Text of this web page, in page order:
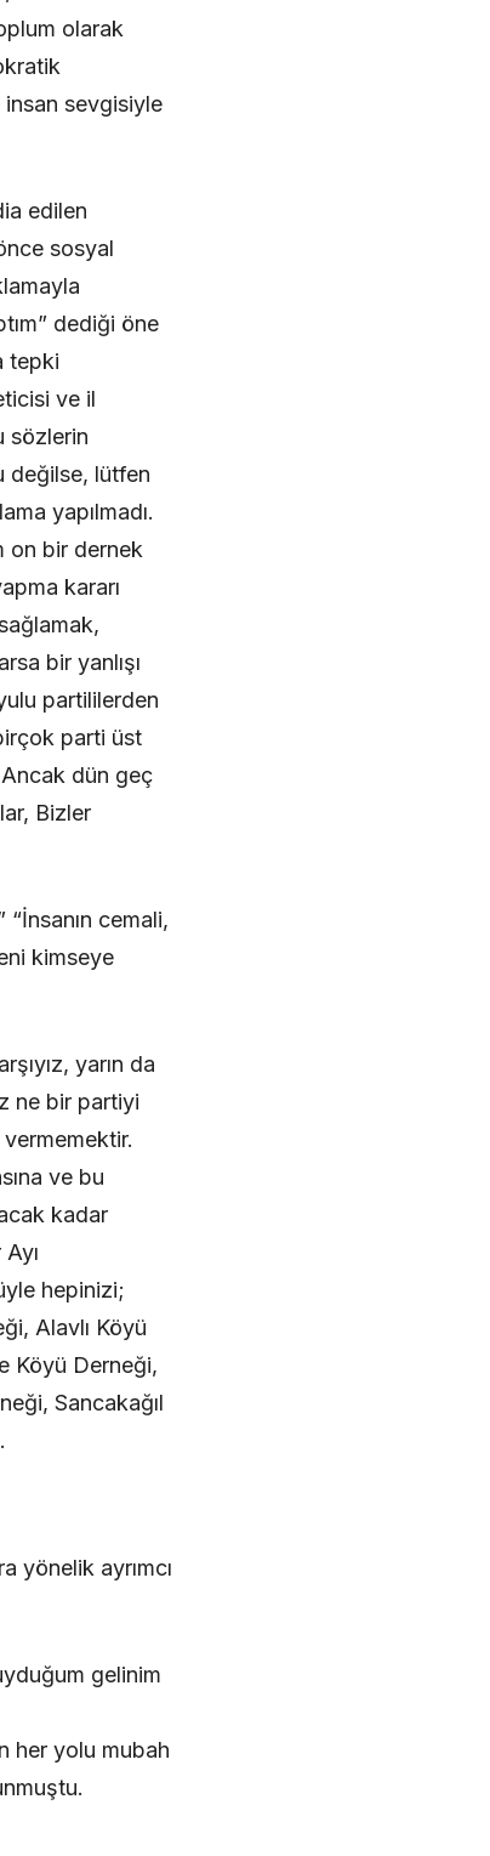
olarak
sevgisiyle
edilen
sosyal
dediği öne
tepki
ve il
sözlerin
değilse, lütfen
yapılmadı.
on bir dernek
kararı
bir yanlışı
partililerden
parti üst
Ancak dün geç
Bizler
“İnsanın cemali,
kimseye
yarın da
ne bir partiyi
ve bu
kadar
hepinizi;
Alavlı Köyü
Köyü Derneği,
Sancakağıl
yönelik ayrımcı
gelinim
her yolu mubah